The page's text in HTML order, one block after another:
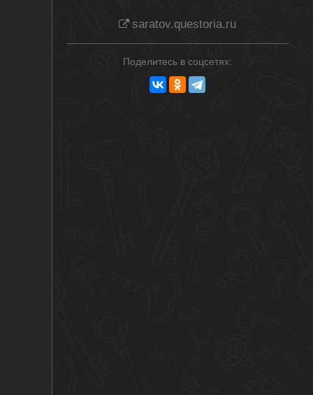
saratov.questoria.ru
Поделитесь в соцсетях: